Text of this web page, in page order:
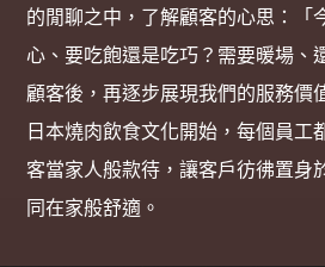
的閒聊之中，了解顧客的心思：「
心、要吃飽還是吃巧？需要暖場、
顧客後，再逐步展現我們的服務價
日本燒肉飲食文化開始，每個員工
客當家人般款待，讓客戶彷彿置身
同在家般舒適。